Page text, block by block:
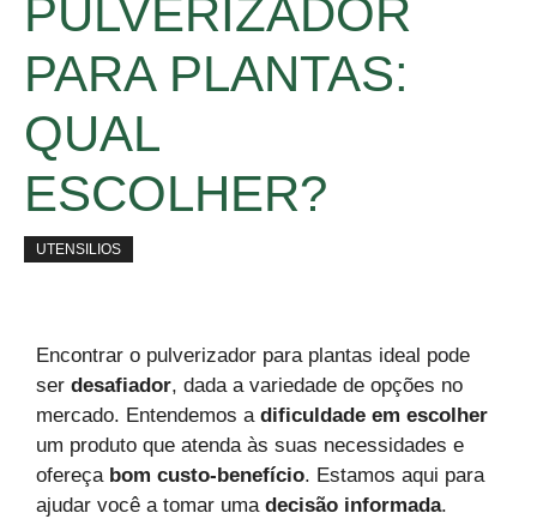
PULVERIZADOR
PARA PLANTAS:
QUAL
ESCOLHER?
UTENSILIOS
Encontrar o pulverizador para plantas ideal pode
ser desafiador, dada a variedade de opções no
mercado. Entendemos a dificuldade em escolher
um produto que atenda às suas necessidades e
ofereça bom custo-benefício. Estamos aqui para
ajudar você a tomar uma decisão informada.